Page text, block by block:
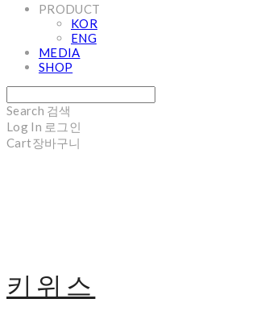
PRODUCT
KOR
ENG
MEDIA
SHOP
Search 검색
Log In 로그인
Cart장바구니
키위스